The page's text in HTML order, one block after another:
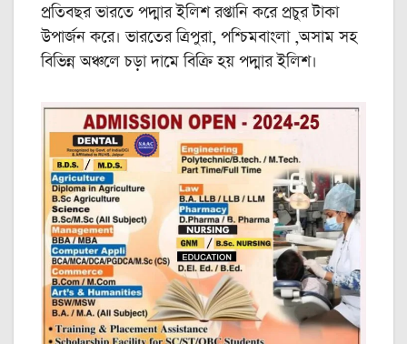
প্রতিবছর ভারতে পদ্মার ইলিশ রপ্তানি করে প্রচুর টাকা
উপার্জন করে। ভারতের ত্রিপুরা, পশ্চিমবাংলা ,অসাম সহ
বিভিন্ন অঞ্চলে চড়া দামে বিক্রি হয় পদ্মার ইলিশ।